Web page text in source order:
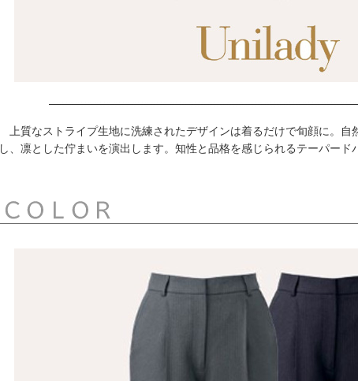
上質なストライプ生地に洗練されたデザインは着るだけで旬顔に。自
し、凛とした佇まいを演出します。知性と品格を感じられるテーパード